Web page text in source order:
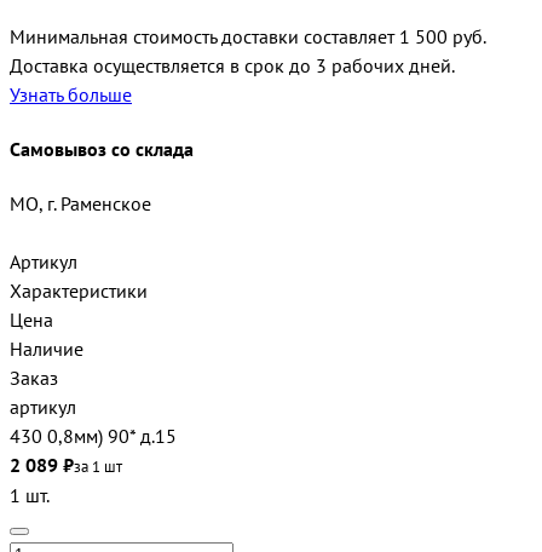
Минимальная стоимость доставки составляет 1 500 руб.
Доставка осуществляется в срок до 3 рабочих дней.
Узнать больше
Самовывоз со склада
МО, г. Раменское
Артикул
Характеристики
Цена
Наличие
Заказ
артикул
430 0,8мм) 90* д.15
2 089 ₽за 1 шт
1 шт.